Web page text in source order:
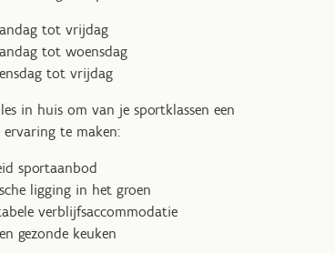
tot vrijdag
tot woensdag
tot vrijdag
in huis om van je sportklassen een
ervaring te maken:
sportaanbod
ligging in het groen
verblijfsaccommodatie
gezonde keuken